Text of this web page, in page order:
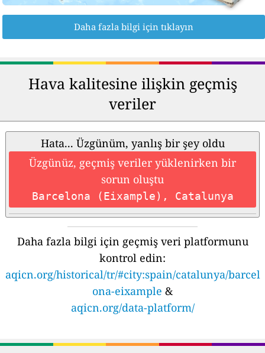
Daha fazla bilgi için tıklayın
Hava kalitesine ilişkin geçmiş
veriler
Hata... Üzgünüm, yanlış bir şey oldu
Üzgünüz, geçmiş veriler yüklenirken bir
sorun oluştu
Barcelona (Eixample), Catalunya
Daha fazla bilgi için geçmiş veri platformunu
kontrol edin:
aqicn.org/historical/tr/#city:spain/catalunya/barcel
ona-eixample &
aqicn.org/data-platform/